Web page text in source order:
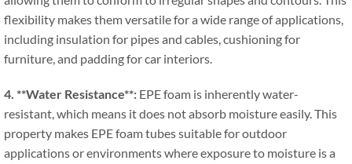
flexibility makes them versatile for a wide range of applications,
including insulation for pipes and cables,cushioning for
furniture,and padding for car interiors.
4. **Water Resistance**: EPE foam is inherently water-
resistant,which means it does not absorb moisture easily.This
property makes EPE foam tubes suitable for outdoor
applications or environments where exposure to moisture is a